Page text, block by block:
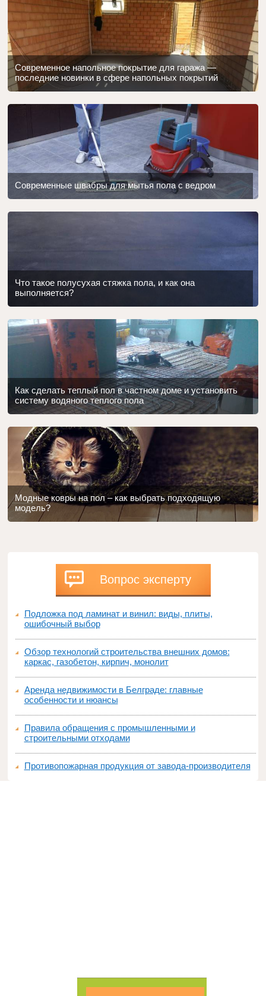
Современное напольное покрытие для гаража —
последние новинки в сфере напольных покрытий
Современные швабры для мытья пола с ведром
Что такое полусухая стяжка пола, и как она
выполняется?
Как сделать теплый пол в частном доме и установить
систему водяного теплого пола
Модные ковры на пол – как выбрать подходящую
модель?
Вопрос эксперту
Подложка под ламинат и винил: виды, плиты,
ошибочный выбор
Обзор технологий строительства внешних домов:
каркас, газобетон, кирпич, монолит
Аренда недвижимости в Белграде: главные
особенности и нюансы
Правила обращения с промышленными и
строительными отходами
Противопожарная продукция от завода-производителя